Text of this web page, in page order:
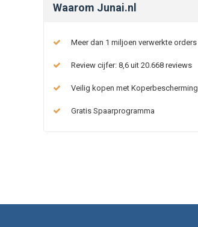
Waarom Junai.nl
Meer dan 1 miljoen verwerkte orders
Review cijfer: 8,6 uit 20.668 reviews
Veilig kopen met Koperbescherming
Gratis Spaarprogramma